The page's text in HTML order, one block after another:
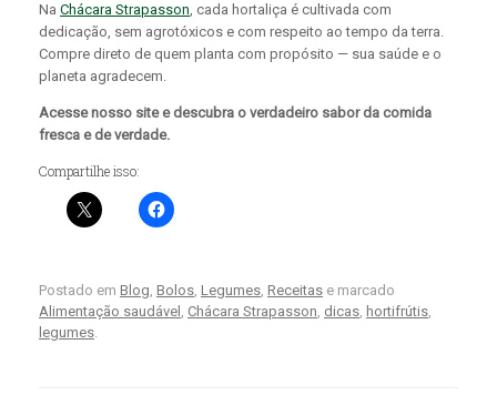
Na Chácara Strapasson, cada hortaliça é cultivada com
dedicação, sem agrotóxicos e com respeito ao tempo da terra.
Compre direto de quem planta com propósito — sua saúde e o
planeta agradecem.
Acesse nosso site e descubra o verdadeiro sabor da comida
fresca e de verdade.
Compartilhe isso:
Postado em Blog Bolos Legumes Receitas e marcado
Alimentação saudável
Chácara Strapasson dicas hortifrútis
legumes